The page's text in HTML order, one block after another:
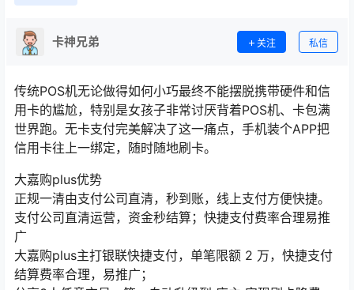
卡神兄弟 关注 私信
传统POS机无论做得如何小巧最终不能摆脱携带硬件和信
用卡的尴尬，特别是女孩子非常讨厌背着POS机、卡包满
世界跑。无卡支付完美解决了这一痛点，手机装个APP把
信用卡往上一绑定，随时随地刷卡。
大嘉购plus优势
正规一清由支付公司直清，秒到账，线上支付方便快捷。
支付公司直清运营，资金秒结算；快捷支付费率合理易推
广
大嘉购plus主打银联快捷支付，单笔限额 2 万，快捷支付
结算费率合理，易推广；